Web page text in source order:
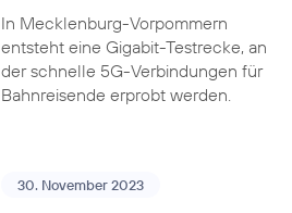
In Mecklenburg-Vorpommern
entsteht eine Gigabit-Testrecke, an
der schnelle 5G-Verbindungen für
Bahnreisende erprobt werden.
30. November 2023